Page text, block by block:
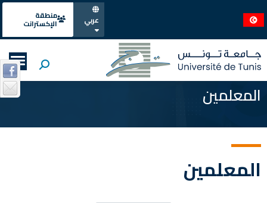
عربي
منطقة
الإكسترانت
المعلمين
المعلمين